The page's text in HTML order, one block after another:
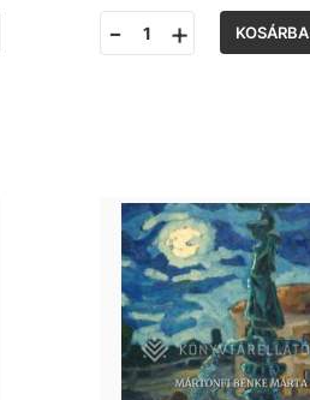
- + KOSÁRBA